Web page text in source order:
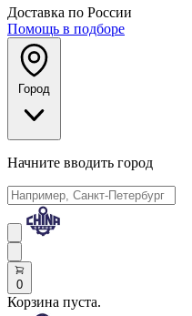
Доставка по России
Помощь в подборе
Город
Начните вводить город
0
Корзина пуста.